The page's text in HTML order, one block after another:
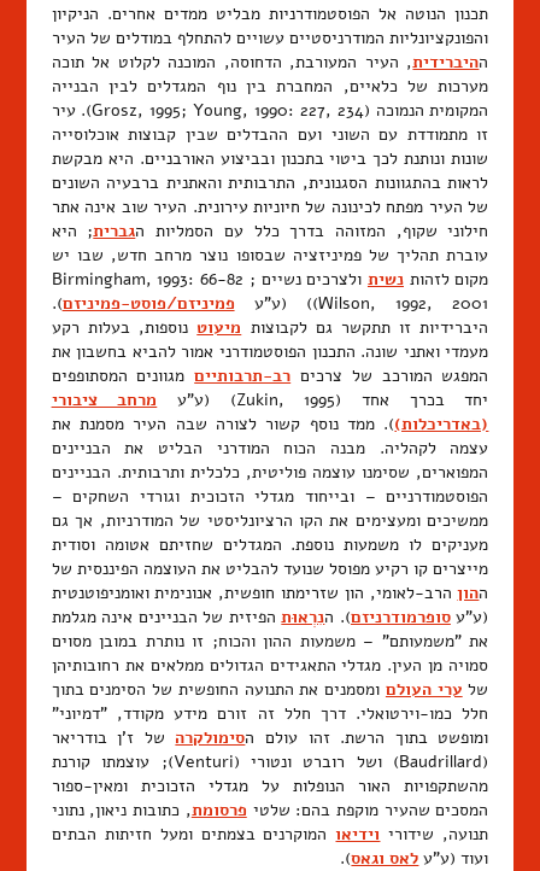
תכנון הנוטה אל הפוסטמודרניות מבליט ממדים אחרים. הניקיון
והפונקציונליות המודרניסטיים עשויים להתחלף במודלים של העיר
ההיברידית, העיר המעורבת, הדחוסה, המוכנה לקלוט אל תוכה
מערכות של כלאיים, המחברת בין נוף המגדלים לבין הבנייה
המקומית הנמוכה (Grosz, 1995; Young, 1990: 227, 234). עיר
זו מתמודדת עם השוני ועם ההבדלים שבין קבוצות אוכלוסייה
שונות ונותנת לכך ביטוי בתכנון ובביצוע האורבניים. היא מבקשת
לראות בהתגוונות הסגנונית, התרבותית והאתנית ברבעיה השונים
של העיר מפתח לכינונה של חיוניות עירונית. העיר שוב אינה אתר
חילוני שקוף, המזוהה בדרך כלל עם הסמליות הגברית; היא
עוברת תהליך של פמיניזציה שבסופו נוצר מרחב חדש, שבו יש
מקום לזהותנשית
ולצרכים נשיים Birmingham, 1993: 66-82 ;
Wilson, 1992, 2001)) (ע"ע
פמיניזם/פוסט-פמיניזם).
היברידיות זו תתקשר גם לקבוצות מיעוט נוספות, בעלות רקע
מעמדי ואתני שונה. התכנון הפוסטמודרני אמור להביא בחשבון את
המפגש המורכב של צרכים רב-תרבותייםמגוונים המסתופפים
יחד בכרך אחד (Zukin, 1995) (ע"ע
מרחב ציבורי
(באדריכלות)). ממד נוסף קשור לצורה שבה העיר מסמנת את
עצמה לקהליה. מבנה הכוח המודרני הבליט את הבניינים
המפוארים, שסימנו עוצמה פוליטית, כלכלית ותרבותית. הבניינים
הפוסטמודרניים – ובייחוד מגדלי הזכוכית וגורדי השחקים –
ממשיכים ומעצימים את הקו הרציונליסטי של המודרניות, אך גם
מעניקים לו משמעות נוספת. המגדלים שחזיתם אטומה וסודית
מייצרים קו רקיע מפוסל שנועד להבליט את העוצמה הפיננסית של
ההוןהרב-לאומי, הון שזרימתו חופשית, אנונימית ואומניפוטנטית
(ע"עסופרמודרניזם). הנִרְאוּתהפיזית של הבניינים אינה מגלמת
את "משמעותם" – משמעות ההון והכוח; זו נותרת במובן מסוים
סמויה מן העין. מגדלי התאגידים הגדולים ממלאים את רחובותיהן
של ערי העולם ומסמנים את התנועה החופשית של הסימנים בתוך
חלל כמו-וירטואלי. דרך חלל זה זורם מידע מקודד, "דמיוני"
ומופשט בתוך הרשת. זהו עולם הסימולקרה של ז'ן בודריאר
(Baudrillard) ושל רוברט ונטורי (Venturi); עוצמתו קורנת
מהשתקפויות האור הנופלות על מגדלי הזכוכית ומאין-ספור
המסכים שהעיר מוקפת בהם: שלטי פרסומת, כתובות ניאון, נתוני
תנועה, שידורי וידיאוהמוקרנים בצמתים ומעל חזיתות הבתים
ועוד (ע"ע לאס וגאס).